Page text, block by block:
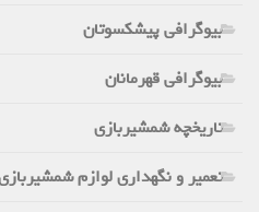
بیوگرافی پیشکسوتان
بیوگرافی قهرمانان
تاریخچه شمشیربازی
تعمیر و نگهداری لوازم شمشیربازی